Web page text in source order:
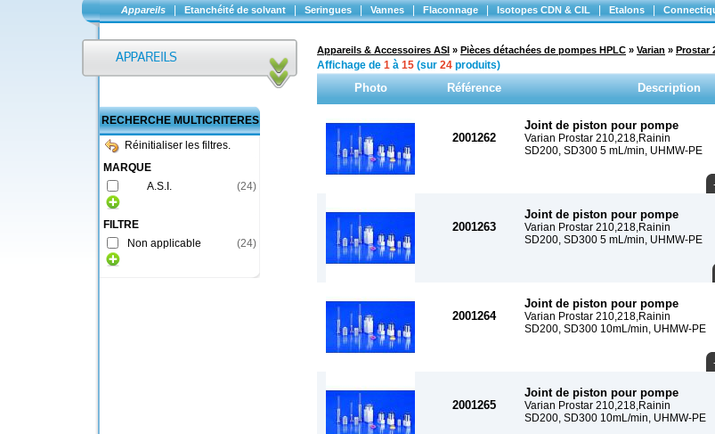
Appareils Etanchéité de solvant Seringues Vannes Flaconnage Isotopes CDN & CIL Etalons
RECHERCHE MULTICRITERES
Réinitialiser les filtres.
MARQUE
A.S.I.
(24)
FILTRE
Non applicable
(24)
Appareils & Accessoires ASI » Pièces détachées de pompes HPLC » Varian » Prostar
Affichage de 1 à 15 (sur 24 produits)
Photo Référence Description
2001262
Joint de piston pour pompe
Varian Prostar 210,218,Rainin
SD200, SD300 5 mL/min, UHMW-PE
2001263
Joint de piston pour pompe
Varian Prostar 210,218,Rainin
SD200, SD300 5 mL/min, UHMW-PE
2001264
Joint de piston pour pompe
Varian Prostar 210,218,Rainin
SD200, SD300 10mL/min, UHMW-PE
2001265
Joint de piston pour pompe
Varian Prostar 210,218,Rainin
SD200, SD300 10mL/min, UHMW-PE